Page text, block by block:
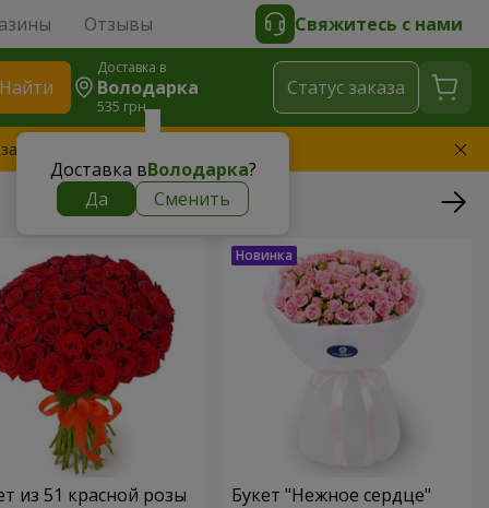
Отзывы Свяжитесь с нами
Найти
Доставка в
Володарка
535 грн
Доставка вВолодарка?
Да
Сменить
Cтатус заказа
букет
из 51 красной розы Букет "Нежное сердце"